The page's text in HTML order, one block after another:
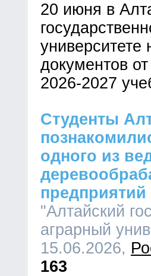
20 июня в
документов
2026-2027
Студенты
одного из
"Алтайский
аграрный
15.06.2026,
163